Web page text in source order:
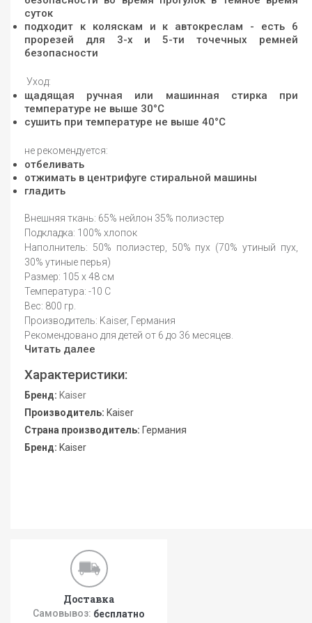
суток
подходит к коляскам и к автокреслам - есть 6
прорезей для 3-х и 5-ти точечных ремней
безопасности
Уход:
щадящая ручная или машинная стирка при
температуре не выше 30°С
сушить при температуре не выше 40°С
не рекомендуется:
отбеливать
отжимать в центрифуге стиральной машины
гладить
Внешняя ткань: 65% нейлон 35% полиэстер
Подкладка: 100% хлопок
Наполнитель: 50% полиэстер, 50% пух (70% утиный пух,
30% утиные перья)
Размер: 105 х 48 см
Температура: -10 С
Вес: 800 гр.
Производитель: Kaiser, Германия
Рекомендовано для детей от 6 до 36 месяцев.
Читать далее
Характеристики:
Бренд: Kaiser
Производитель: Kaiser
Страна производитель: Германия
Бренд: Kaiser
Доставка
Самовывоз: бесплатно